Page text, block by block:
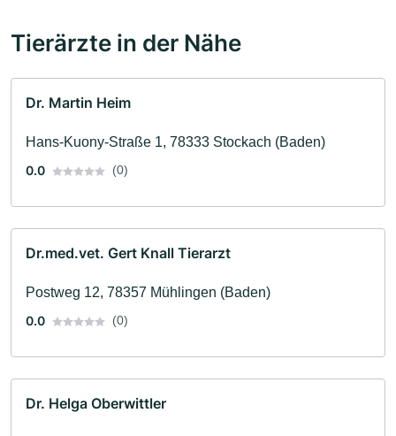
Tierärzte in der Nähe
Dr. Martin Heim
Hans-Kuony-Straße 1, 78333 Stockach (Baden)
0.0
(0)
Dr.med.vet. Gert Knall Tierarzt
Postweg 12, 78357 Mühlingen (Baden)
0.0
(0)
Dr. Helga Oberwittler